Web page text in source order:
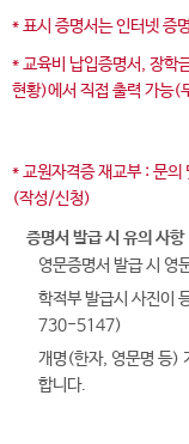
* 표시 증명서는 인터넷 증
* 교육비 납입증명서, 장학
현황)에서 직접 출력 가능(
* 교원자격증 재교부 : 문
(작성/신청)
증명서 발급 시 유의 사항
영문증명서 발급 시 영
학적부 발급시 사진이
730-5147)
개명(한자, 영문명 등)
합니다.